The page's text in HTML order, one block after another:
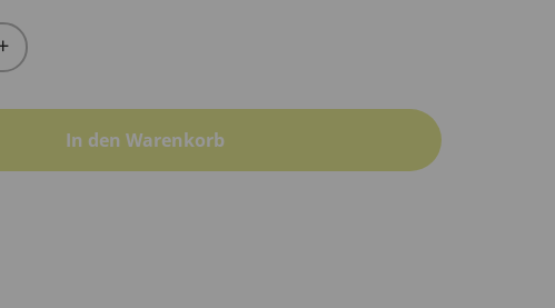
In den Warenkorb